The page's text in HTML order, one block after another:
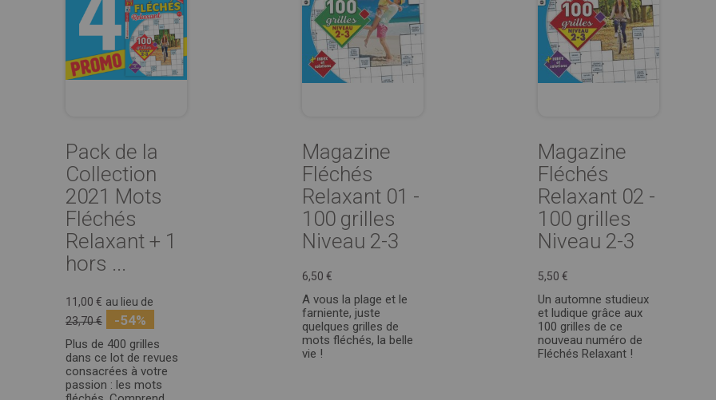
Pack de la
Collection
2021 Mots
Fléchés
Relaxant + 1
hors ...
11,00 € au lieu de
23,70 €
-54%
Plus de 400 grilles
dans ce lot de revues
consacrées à votre
passion : les mots
Magazine
Fléchés
Relaxant 01 -
100 grilles
Niveau 2-3
6,50 €
A vous la plage et le
farniente, juste
quelques grilles de
mots fléchés, la belle
vie !
Magazine
Fléchés
Relaxant 02 -
100 grilles
Niveau 2-3
5,50 €
Un automne studieux
et ludique grâce aux
100 grilles de ce
nouveau numéro de
Fléchés Relaxant !